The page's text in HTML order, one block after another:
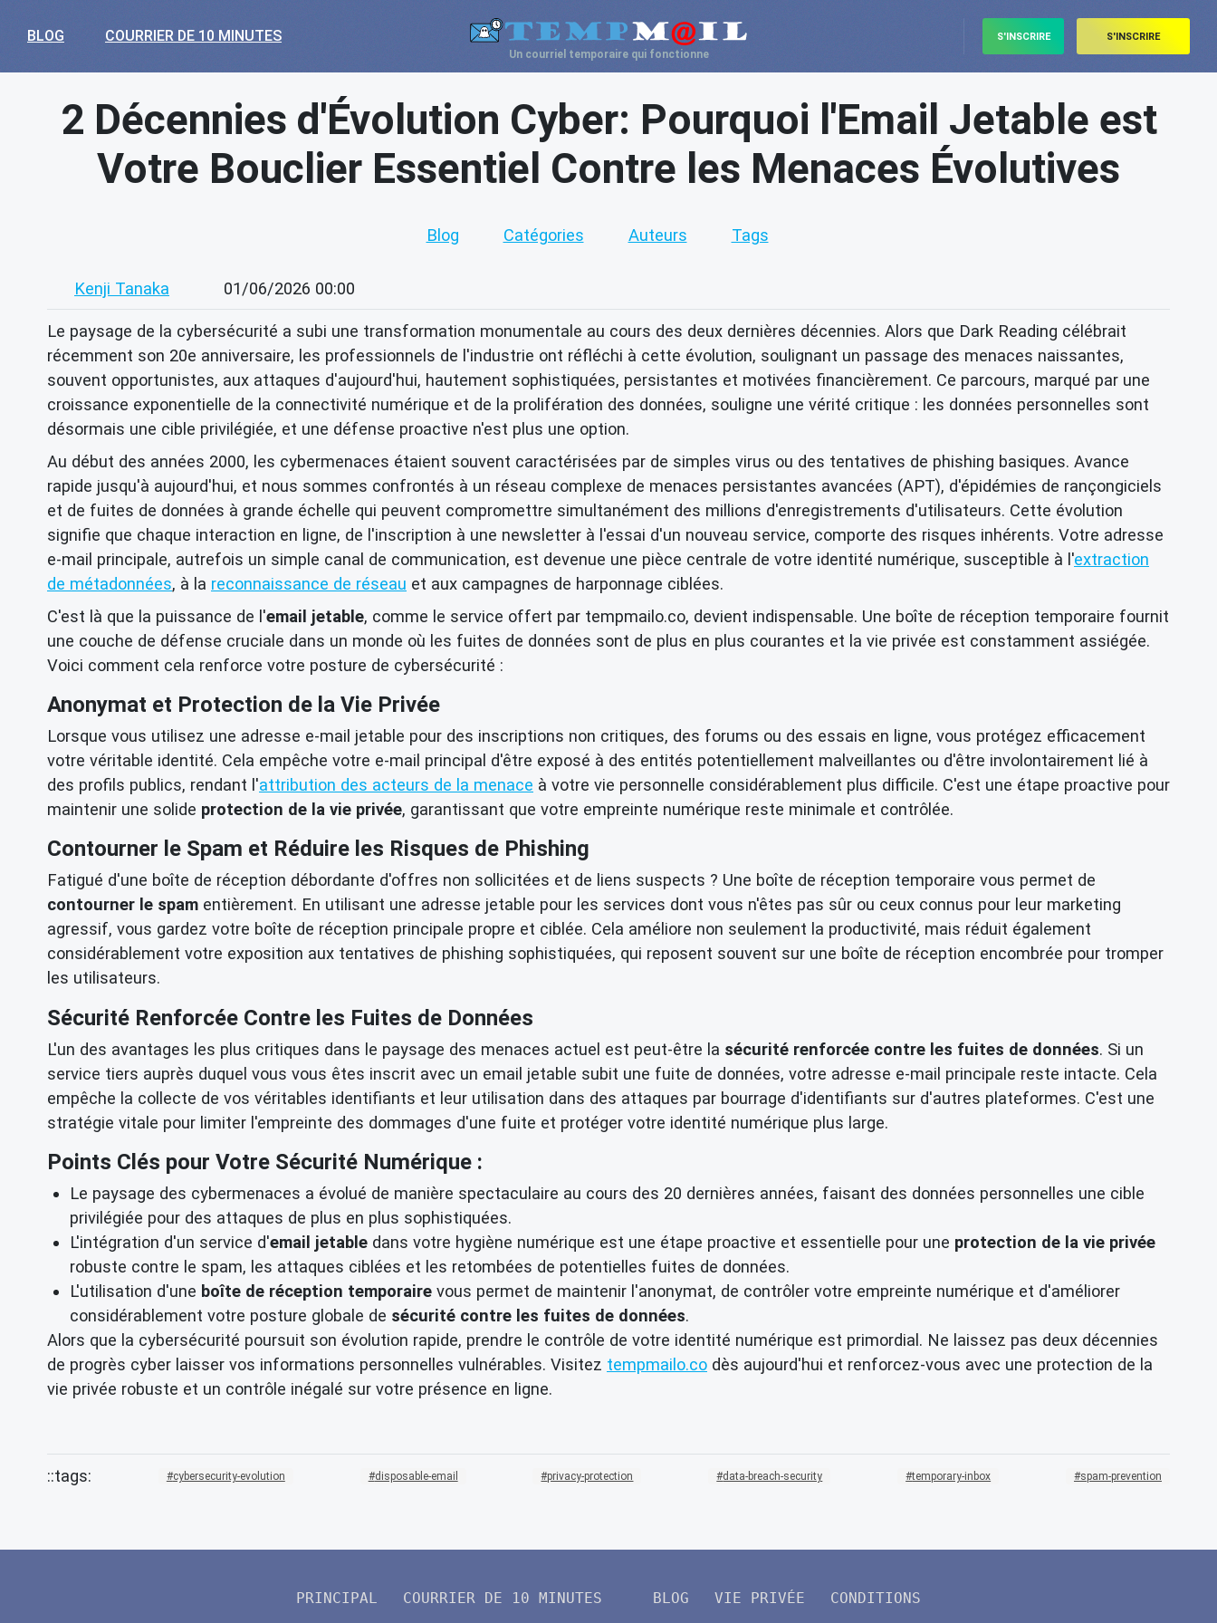
BLOG COURRIER DE 10 MINUTES
Un courriel temporaire qui fonctionne
S'INSCRIRE S'INSCRIRE
2 Décennies d'Évolution Cyber: Pourquoi l'Email Jetable est
Votre Bouclier Essentiel Contre les Menaces Évolutives
Blog Catégories Auteurs Tags
Kenji Tanaka 01/06/2026 00:00
Le paysage de la cybersécurité a subi une transformation monumentale au cours des deux dernières décennies. Alors que Dark Reading célébrait
récemment son 20e anniversaire, les professionnels de l'industrie ont réfléchi à cette évolution, soulignant un passage des menaces naissantes,
souvent opportunistes, aux attaques d'aujourd'hui, hautement sophistiquées, persistantes et motivées financièrement. Ce parcours, marqué par une
croissance exponentielle de la connectivité numérique et de la prolifération des données, souligne une vérité critique : les données personnelles sont
désormais une cible privilégiée, et une défense proactive n'est plus une option.
Au début des années 2000, les cybermenaces étaient souvent caractérisées par de simples virus ou des tentatives de phishing basiques. Avance
rapide jusqu'à aujourd'hui, et nous sommes confrontés à un réseau complexe de menaces persistantes avancées (APT), d'épidémies de rançongiciels
et de fuites de données à grande échelle qui peuvent compromettre simultanément des millions d'enregistrements d'utilisateurs. Cette évolution
signifie que chaque interaction en ligne, de l'inscription à une newsletter à l'essai d'un nouveau service, comporte des risques inhérents. Votre adresse
e-mail principale, autrefois un simple canal de communication, est devenue une pièce centrale de votre identité numérique, susceptible à l'extraction
de métadonnées, à la reconnaissance de réseau et aux campagnes de harponnage ciblées.
C'est là que la puissance de l'email jetable, comme le service offert par tempmailo.co, devient indispensable. Une boîte de réception temporaire fournit
une couche de défense cruciale dans un monde où les fuites de données sont de plus en plus courantes et la vie privée est constamment assiégée.
Voici comment cela renforce votre posture de cybersécurité :
Anonymat et Protection de la Vie Privée
Lorsque vous utilisez une adresse e-mail jetable pour des inscriptions non critiques, des forums ou des essais en ligne, vous protégez efficacement
votre véritable identité. Cela empêche votre e-mail principal d'être exposé à des entités potentiellement malveillantes ou d'être involontairement lié à
des profils publics, rendant l'attribution des acteurs de la menace à votre vie personnelle considérablement plus difficile. C'est une étape proactive pour
maintenir une solide protection de la vie privée, garantissant que votre empreinte numérique reste minimale et contrôlée.
Contourner le Spam et Réduire les Risques de Phishing
Fatigué d'une boîte de réception débordante d'offres non sollicitées et de liens suspects ? Une boîte de réception temporaire vous permet de
contourner le spam entièrement. En utilisant une adresse jetable pour les services dont vous n'êtes pas sûr ou ceux connus pour leur marketing
agressif, vous gardez votre boîte de réception principale propre et ciblée. Cela améliore non seulement la productivité, mais réduit également
considérablement votre exposition aux tentatives de phishing sophistiquées, qui reposent souvent sur une boîte de réception encombrée pour tromper
les utilisateurs.
Sécurité Renforcée Contre les Fuites de Données
L'un des avantages les plus critiques dans le paysage des menaces actuel est peut-être la sécurité renforcée contre les fuites de données. Si un
service tiers auprès duquel vous vous êtes inscrit avec un email jetable subit une fuite de données, votre adresse e-mail principale reste intacte. Cela
empêche la collecte de vos véritables identifiants et leur utilisation dans des attaques par bourrage d'identifiants sur d'autres plateformes. C'est une
stratégie vitale pour limiter l'empreinte des dommages d'une fuite et protéger votre identité numérique plus large.
Points Clés pour Votre Sécurité Numérique :
Le paysage des cybermenaces a évolué de manière spectaculaire au cours des 20 dernières années, faisant des données personnelles une cible
privilégiée pour des attaques de plus en plus sophistiquées.
L'intégration d'un service d'email jetable dans votre hygiène numérique est une étape proactive et essentielle pour une protection de la vie privée
robuste contre le spam, les attaques ciblées et les retombées de potentielles fuites de données.
L'utilisation d'une boîte de réception temporaire vous permet de maintenir l'anonymat, de contrôler votre empreinte numérique et d'améliorer
considérablement votre posture globale de sécurité contre les fuites de données.
Alors que la cybersécurité poursuit son évolution rapide, prendre le contrôle de votre identité numérique est primordial. Ne laissez pas deux décennies
de progrès cyber laisser vos informations personnelles vulnérables. Visitez tempmailo.co dès aujourd'hui et renforcez-vous avec une protection de la
vie privée robuste et un contrôle inégalé sur votre présence en ligne.
cybersecurity-evolution disposable-email privacy-protection data-breach-security temporary-inbox spam-prevention
PRINCIPAL COURRIER DE 10 MINUTES BLOG VIE PRIVÉE CONDITIONS